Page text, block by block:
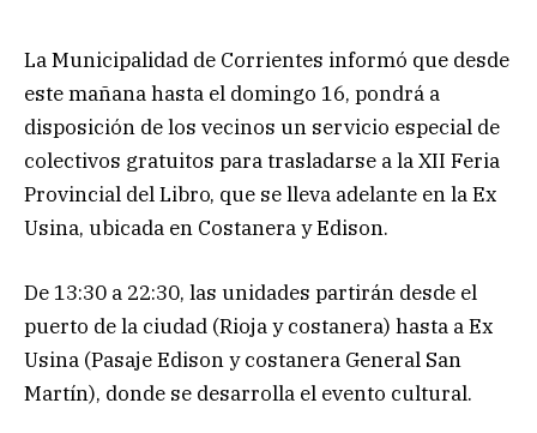
La Municipalidad de Corrientes informó que desde
este mañana hasta el domingo 16, pondrá a
disposición de los vecinos un servicio especial de
colectivos gratuitos para trasladarse a la XII Feria
Provincial del Libro, que se lleva adelante en la Ex
Usina, ubicada en Costanera y Edison.
De 13:30 a 22:30, las unidades partirán desde el
puerto de la ciudad (Rioja y costanera) hasta a Ex
Usina (Pasaje Edison y costanera General San
Martín), donde se desarrolla el evento cultural.